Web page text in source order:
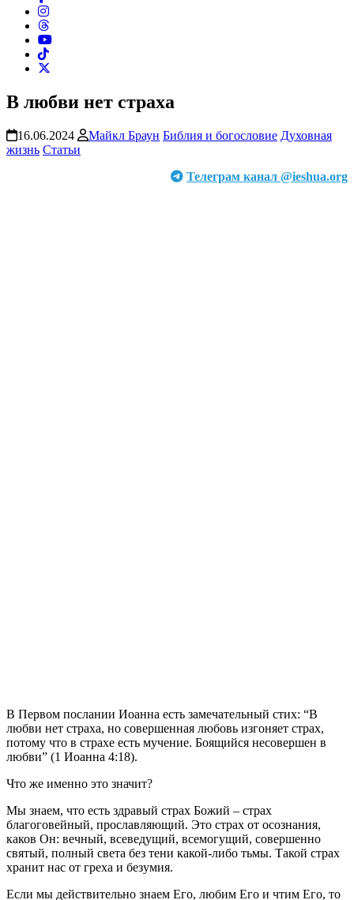
В любви нет страха
16.06.2024 Майкл Браун Библия и богословие Духовная
жизнь Статьи
Телеграм канал @ieshua.org
В Первом послании Иоанна есть замечательный стих: “В
любви нет страха, но совершенная любовь изгоняет страх,
потому что в страхе есть мучение. Боящийся несовершен в
любви” (1 Иоанна 4:18).
Что же именно это значит?
Мы знаем, что есть здравый страх Божий – страх
благоговейный, прославляющий. Это страх от осознания,
каков Он: вечный, всеведущий, всемогущий, совершенно
святый, полный света без тени какой-либо тьмы. Такой страх
хранит нас от греха и безумия.
Если мы действительно знаем Его, любим Его и чтим Его, то